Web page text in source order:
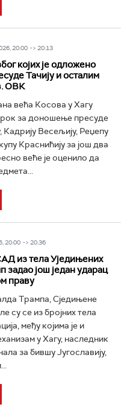
20:00 -> 20:13
којих је одложено
Тачију и осталим
ОВК
већа Косова у Хагу
за доношење пресуде
Кадрију Весељију, Реџепу
Краснићију за још два
веће је оценило да
20:00 -> 20:36
из тела Уједињених
задао још један ударац
праву
Трампа, Сједињене
су се из бројних тела
међу којима је и
у Хагу, наследник
за бившу Југославију,